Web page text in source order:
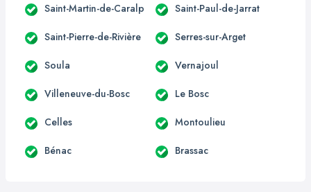
Saint-Martin-de-Caralp Saint-Paul-de-Jarrat
Saint-Pierre-de-Rivière Serres-sur-Arget
Soula Vernajoul
Villeneuve-du-Bosc Le Bosc
Celles Montoulieu
Bénac Brassac